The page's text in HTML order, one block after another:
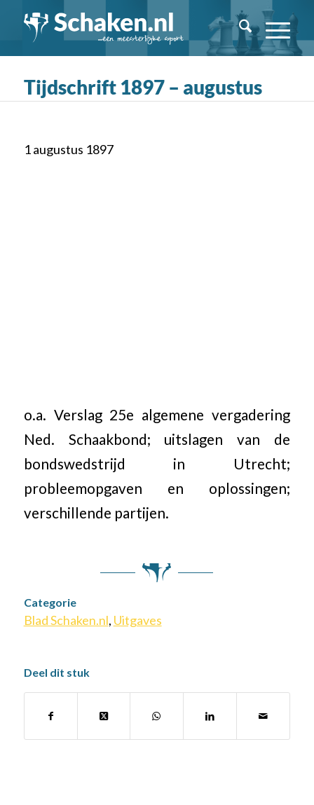
Tijdschrift 1897 – augustus
1 augustus 1897
o.a. Verslag 25e algemene vergadering
Ned. Schaakbond; uitslagen van de
bondswedstrijd in Utrecht;
probleemopgaven en oplossingen;
verschillende partijen.
Categorie
Blad Schaken.nl, Uitgaves
Deel dit stuk